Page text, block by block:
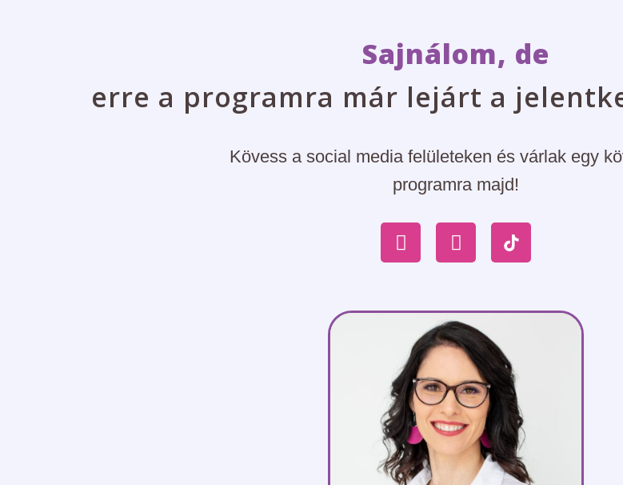
Sajnálom, de
erre a programra már lejárt a
Kövess a social media felületeken és várlak egy
programra majd!